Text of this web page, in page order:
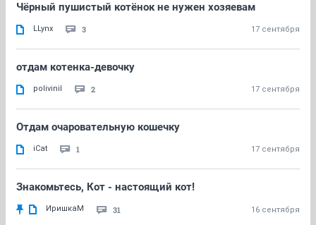
Чёрный пушистый котёнок не нужен хозяевам
LLynx 3 17 сентября
отдам котенка-девочку
polivinil 2 17 сентября
Отдам очаровательную кошечку
iCat 1 17 сентября
Знакомьтесь, Кот - настоящий кот!
ИришкаМ 31 16 сентября